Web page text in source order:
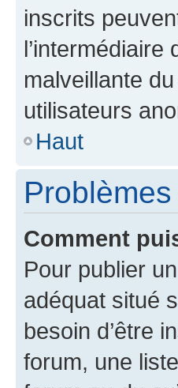
inscrits
l’intermédiaire
malveillante
utilisateurs
Haut
Comment
Pour publier
adéquat situé
besoin d’être
forum, une